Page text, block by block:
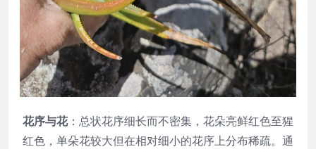
花序与花：总状花序细长而不密集，花朵亮鲜红色至猩
红色，单朵花较大但在相对细小的花序上分布稀疏。通